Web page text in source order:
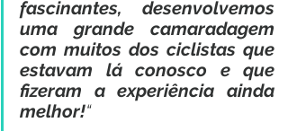
fascinantes, desenvolvemos
uma grande camaradagem
com muitos dos ciclistas que
estavam lá conosco e que
fizeram a experiência ainda
melhor!“